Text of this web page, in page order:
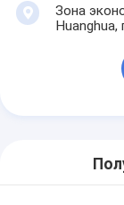
Зона